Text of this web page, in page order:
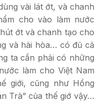
vài lát ớt, và chanh
cho vào làm nước
ớt và chanh tạo cho
và hài hòa… có đủ cả
ta cần phải có những
làm cho Việt Nam
giới, cũng như Hồng
Trà” của thế giớ vậy…